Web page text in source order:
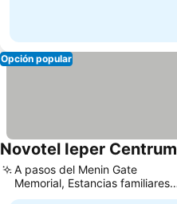
Opción popular
Novotel Ieper Centrum
A pasos del Menin Gate
Memorial, Estancias familiares
para niños